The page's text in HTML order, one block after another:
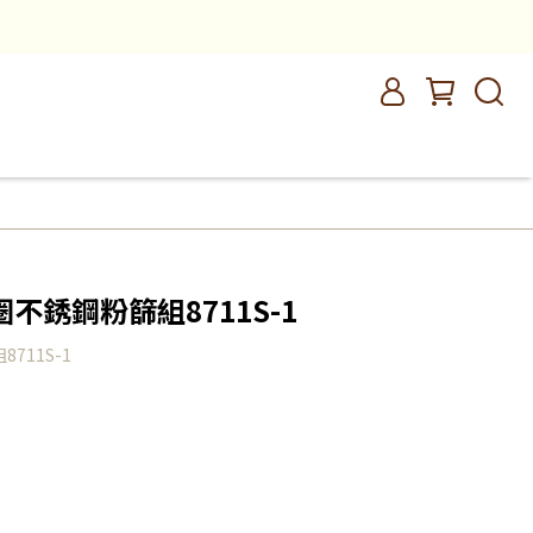
不銹鋼粉篩組8711S-1
8711S-1